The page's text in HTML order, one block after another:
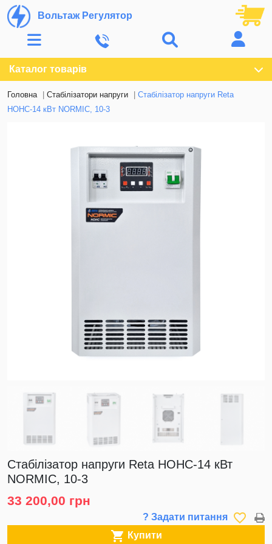
Вольтаж Регулятор
Каталог товарів
Головна Стабілізатори напруги
Стабілізатор напруги Reta
НОНС-14 кВт NORMIC, 10-3
Стабілізатор напруги Reta НОНС-14 кВт
NORMIC, 10-3
33 200,00 грн
? Задати питання favorite_border
 Купити